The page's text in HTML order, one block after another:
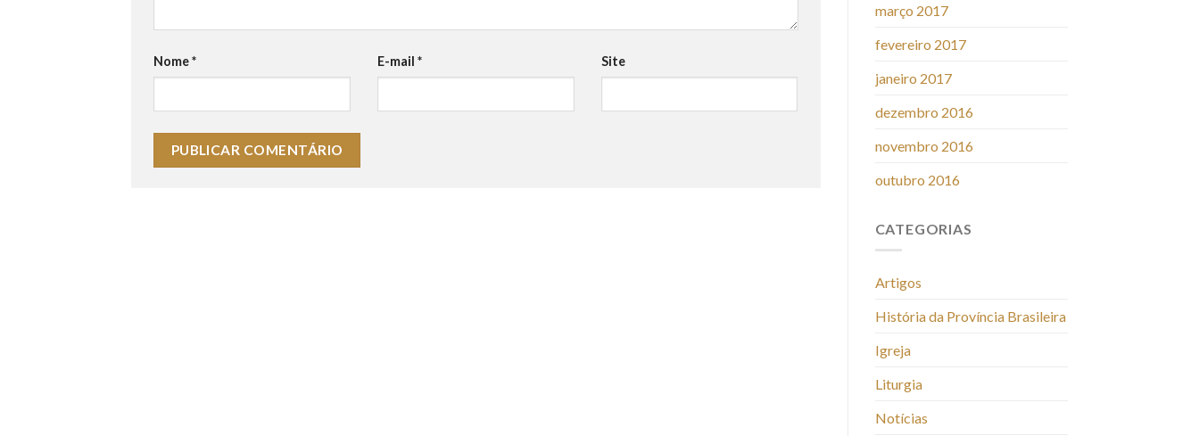
Nome* E-mail * Site
março 2017
fevereiro 2017
janeiro 2017
dezembro 2016
novembro 2016
outubro 2016
CATEGORIAS
Artigos
História da Província Brasileira
Igreja
Liturgia
Notícias